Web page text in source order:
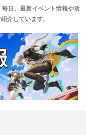
日、最新イベント情報や攻
介しています。